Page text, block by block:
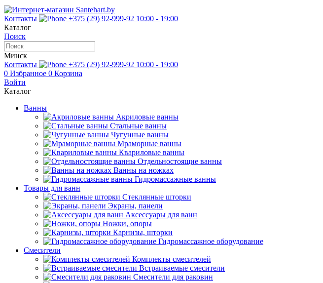
Контакты +375 (29) 92-999-92 10:00 - 19:00
Каталог
Поиск
Минск
Контакты
+375 (29) 92-999-92 10:00 - 19:00
0 Избранное 0 Корзина
Войти
Каталог
Ванны
Акриловые ванны
Стальные ванны
Чугунные ванны
Мраморные ванны
Квариловые ванны
Отдельностоящие ванны
Ванны на ножках
Гидромассажные ванны
Товары для ванн
Стеклянные шторки
Экраны, панели
Аксессуары для ванн
Ножки, опоры
Карнизы, шторки
Гидромассажное оборудование
Смесители
Комплекты смесителей
Встраиваемые смесители
Смесители для раковин